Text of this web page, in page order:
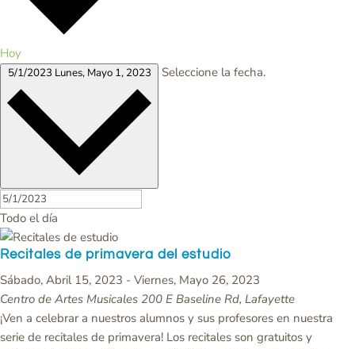
Hoy
5/1/2023 Lunes, Mayo 1, 2023 Seleccione la fecha.
Todo el día
Recitales de primavera del estudio
Sábado, Abril 15, 2023 - Viernes, Mayo 26, 2023
Centro de Artes Musicales 200 E Baseline Rd, Lafayette
¡Ven a celebrar a nuestros alumnos y sus profesores en nuestra
serie de recitales de primavera! Los recitales son gratuitos y